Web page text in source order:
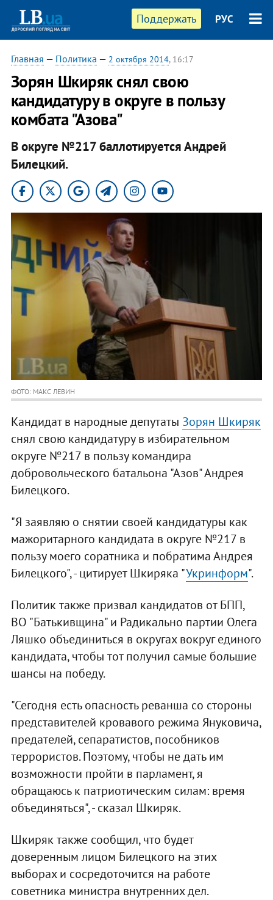
Поддержать РУС
Главная — Политика — 2 октября 2014, 16:17
Зорян Шкиряк снял свою
кандидатуру в округе в пользу
комбата "Азова"
В округе №217 баллотируется Андрей
Билецкий.
ФОТО: МАКС ЛЕВИН
Кандидат в народные депутаты Зорян Шкиряк
снял свою кандидатуру в избирательном
округе №217 в пользу командира
добровольческого батальона "Азов" Андрея
Билецкого.
"Я заявляю о снятии своей кандидатуры как
мажоритарного кандидата в округе №217 в
пользу моего соратника и побратима Андрея
Билецкого", - цитирует Шкиряка "Укринформ".
Политик также призвал кандидатов от БПП,
ВО "Батькивщина" и Радикально партии Олега
Ляшко объединиться в округах вокруг единого
кандидата, чтобы тот получил самые большие
шансы на победу.
"Сегодня есть опасность реванша со стороны
представителей кровавого режима Януковича,
предателей, сепаратистов, пособников
террористов. Поэтому, чтобы не дать им
возможности пройти в парламент, я
обращаюсь к патриотическим силам: время
объединяться", - сказал Шкиряк.
Шкиряк также сообщил, что будет
доверенным лицом Билецкого на этих
выборах и сосредоточится на работе
советника министра внутренних дел.